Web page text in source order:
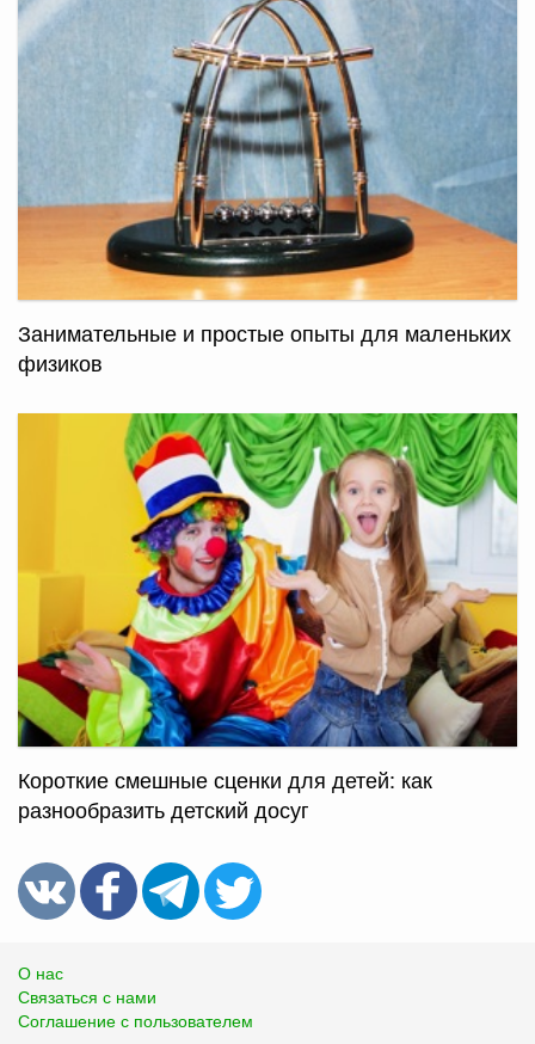
Занимательные и простые опыты для маленьких
физиков
Короткие смешные сценки для детей: как
разнообразить детский досуг
О нас
Связаться с нами
Соглашение с пользователем